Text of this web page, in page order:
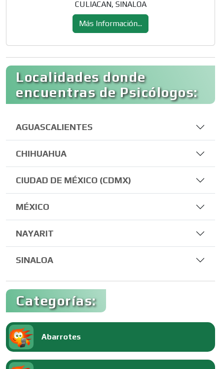
CULIACAN, SINALOA
Más Información...
Localidades donde
encuentras de Psicólogos:
AGUASCALIENTES
CHIHUAHUA
CIUDAD DE MÉXICO (CDMX)
MÉXICO
NAYARIT
SINALOA
Categorías:
Abarrotes